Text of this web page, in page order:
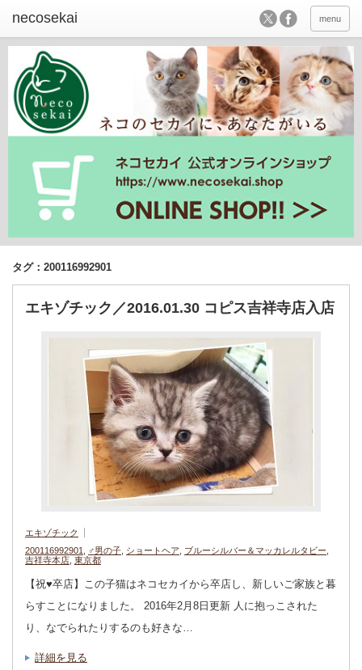
menu
タグ：200116992901
エキゾチック／2016.01.30 コピス吉祥寺店入店
エキゾチック
200116992901
♂男の子 ショートヘア ブルーシルバー＆マッカレルタビー
吉祥寺本店 東京都
【祝♥︎卒店】この子猫はネコセカイから卒店し、新しいご家族と暮
らすことになりました。 2016年2月8日更新 人に抱っこされた
り、なでられたりするのも好きな…
詳細を見る